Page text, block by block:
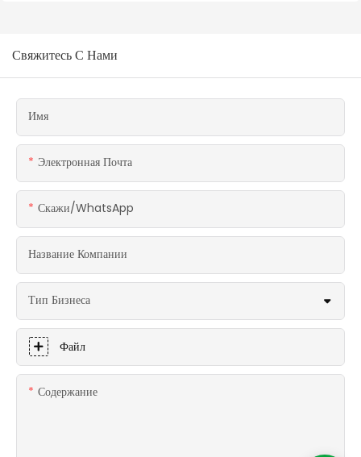
Свяжитесь С Нами
Имя
Электронная Почта
Скажи/WhatsApp
Название Компании
Тип Бизнеса
Файл
Содержание